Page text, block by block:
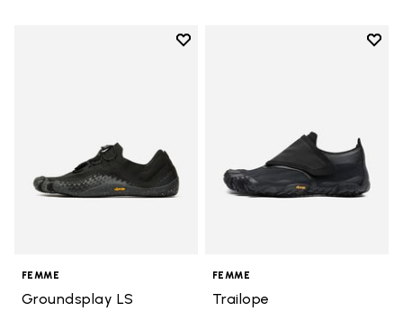
Add to wishlist
FEMME
Groundsplay LS
Add
FEMME
Trailope